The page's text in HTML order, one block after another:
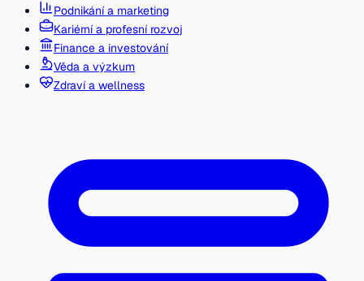
Podnikání a marketing
Kariérní a profesní rozvoj
Finance a investování
Věda a výzkum
Zdraví a wellness